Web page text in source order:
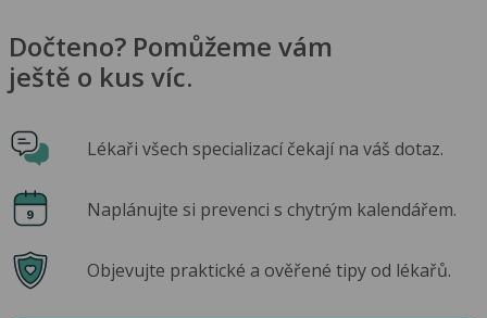
Dočteno? Pomůžeme vám
ještě o kus víc.
Lékaři všech specializací čekají na váš dotaz.
Naplánujte si prevenci s chytrým kalendářem.
Objevujte praktické a ověřené tipy od lékařů.